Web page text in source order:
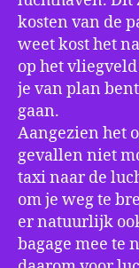
kosten van de
weet kost het
op het
je van plan
gaan.
Aangezien het
gevallen niet
taxi naar de
om je weg te
er natuurlijk
bagage mee te